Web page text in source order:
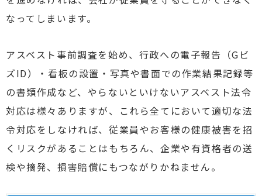
なってしまいます。
アスベスト事前調査を始め、行政への電子報告（Gビ
ズID）・看板の設置・写真や書面での作業結果記録等
の書類作成など、やらないといけないアスベスト法令
対応は様々ありますが、これら全てにおいて適切な法
令対応をしなければ、従業員やお客様の健康被害を招
くリスクがあることはもちろん、企業や有資格者の送
検や摘発、損害賠償にもつながりかねません。